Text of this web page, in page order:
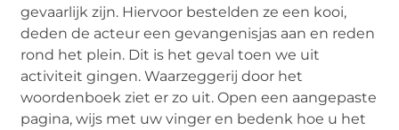
gevaarlijk zijn. Hiervoor bestelden ze een kooi,
deden de acteur een gevangenisjas aan en reden
rond het plein. Dit is het geval toen we uit
activiteit gingen. Waarzeggerij door het
woordenboek ziet er zo uit. Open een aangepaste
pagina, wijs met uw vinger en bedenk hoe u het